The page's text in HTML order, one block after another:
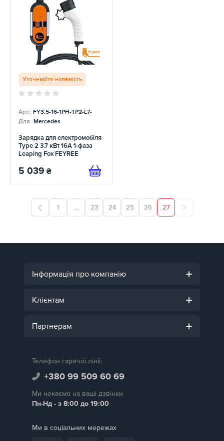
Уточнюйте наявність
Арт.: FY3.5-16-1PH-TP2-L7-
Для Mercedes
Зарядка для електромобіля
Type 2 3.7 кВт 16А 1-фаза
Leaping Fox FEYREE
5 039 ₴
1 ... 23 24 25 26 27
Інформація про компанію
Клієнтам
Партнерам
Телефон гарячої лінії:
+380 99 509 60 69
Ми чекаємо на ваші дзвінки
Пн-Нд - з 8:00 до 19:00
Ми в соціальних мережах